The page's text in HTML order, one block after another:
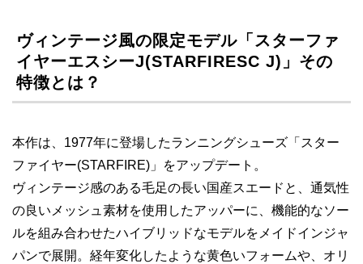
ヴィンテージ風の限定モデル「スターファ
イヤーエスシーJ(STARFIRESC J)」その
特徴とは？
本作は、1977年に登場したランニングシューズ「スター
ファイヤー(STARFIRE)」をアップデート。
ヴィンテージ感のある毛足の長い国産スエードと、通気性
の良いメッシュ素材を使用したアッパーに、機能的なソー
ルを組み合わせたハイブリッドなモデルをメイドインジャ
パンで展開。経年変化したような黄色いフォームや、オリ